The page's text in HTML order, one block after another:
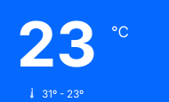
23 ℃
31º - 23º